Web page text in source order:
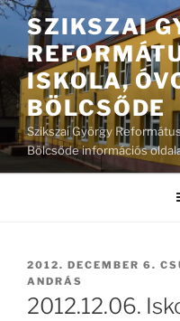
Tartalomhoz
SZIKSZAI
ISKOLA,
BÖLCSŐDE
Szikszai György
Bölcsőde információs
BEKÜLDVE:
2012. DECEMBER 6.
ANDRÁS
2012.12.06.